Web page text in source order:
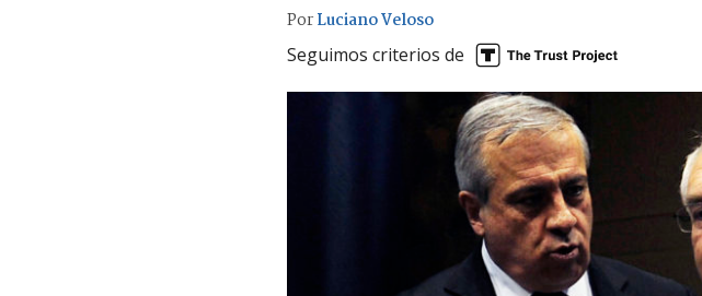
PorLuciano Veloso
Seguimos criterios de